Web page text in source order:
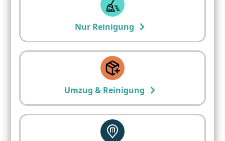
Nur Reinigung
Umzug & Reinigung